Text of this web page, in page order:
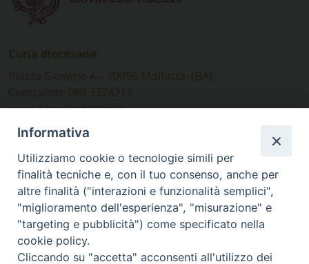
www.diocesimolfetta.it –
diocesimolfetta@pec.chiesacattolica.it
Ufficio Comunicazioni sociali
Piazza Giovene 4 – 70056 Molfetta (BA)
comunicazionisociali@diocesimolfetta.it
SEGUICI SU
Informativa
Utilizziamo cookie o tecnologie simili per
finalità tecniche e, con il tuo consenso, anche per
altre finalità ("interazioni e funzionalità semplici",
"miglioramento dell'esperienza", "misurazione" e
"targeting e pubblicità") come specificato nella
cookie policy.
Cliccando su "accetta" acconsenti all'utilizzo dei